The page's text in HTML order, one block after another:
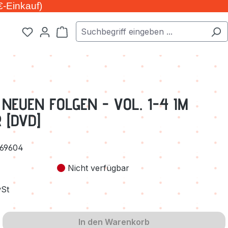
Einkauf)
Warenkorb enthält 0 Positionen. Der
FOLGEN - VOL. 1-4 IM
[DVD]
Nicht verfügbar
In den Warenkorb